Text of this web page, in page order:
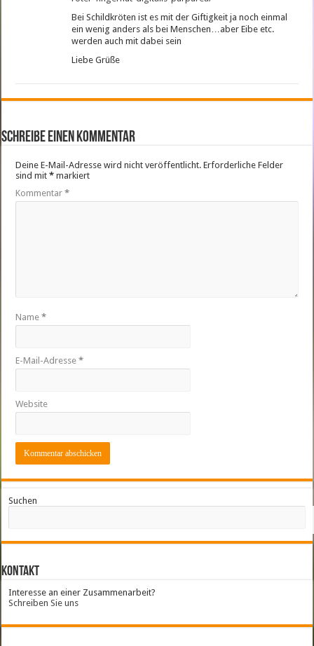
Bei Schildkröten ist es mit der Giftigkeit ja noch einmal
ein wenig anders als bei Menschen…aber Eibe etc.
werden auch mit dabei sein
Liebe Grüße
Schreibe einen Kommentar
Deine E-Mail-Adresse wird nicht veröffentlicht. Erforderliche Felder
sind mit* markiert
Kommentar*
Name*
E-Mail-Adresse*
Website
Suchen
Kontakt
Interesse an einer Zusammenarbeit?
Schreiben Sie uns